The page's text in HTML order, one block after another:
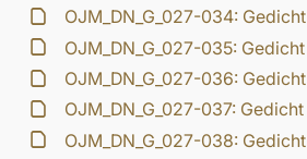
OJM_DN_G_027-034: Gedicht
OJM_DN_G_027-035: Gedicht
OJM_DN_G_027-036: Gedicht
OJM_DN_G_027-037: Gedicht
OJM_DN_G_027-038: Gedicht